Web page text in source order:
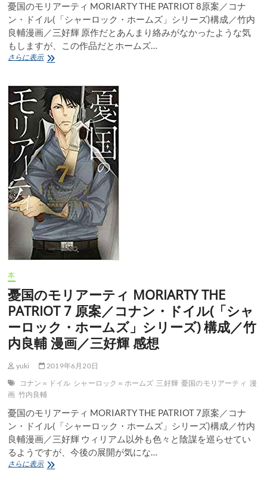
画
／
三
好
輝
感
憂国のモリアーティ MORIARTY THE PATRIOT 8原案／コナ
ン・ドイル(「シャーロック・ホームズ」シリーズ)構成／竹内
良輔漫画／三好輝 原作だとあんまり絡みがなかったような気
もしますが、この作品だとホームズ…
さらに表示憂
モ
リ
ア
ー
テ
ィ
MORIARTY
THE
PATRIOT
8
原
案
／
コ
ナ
ン・
ド
(「シ
ャ
ー
ロ
ッ
ク・
ー
ズ」
シ
リ
ー
ズ)
構
成
／
本
憂国のモリアーティ MORIARTY THE
PATRIOT 7 原案／コナン・ドイル(「シャ
ーロック・ホームズ」シリーズ) 構成／竹
内良輔 漫画／三好輝 感想
yuki
2019年6月20日
コナン＝ドイル シャーロック＝ホームズ 三好輝 憂国のモリアーティ 漫
画 竹内良輔
憂国のモリアーティ MORIARTY THE PATRIOT 7原案／コナ
ン・ドイル(「シャーロック・ホームズ」シリーズ)構成／竹内
良輔漫画／三好輝 ウィリアム以外も色々と陰謀を巡らせてい
るようですが、今後の展開が気にな…
さらに表示憂